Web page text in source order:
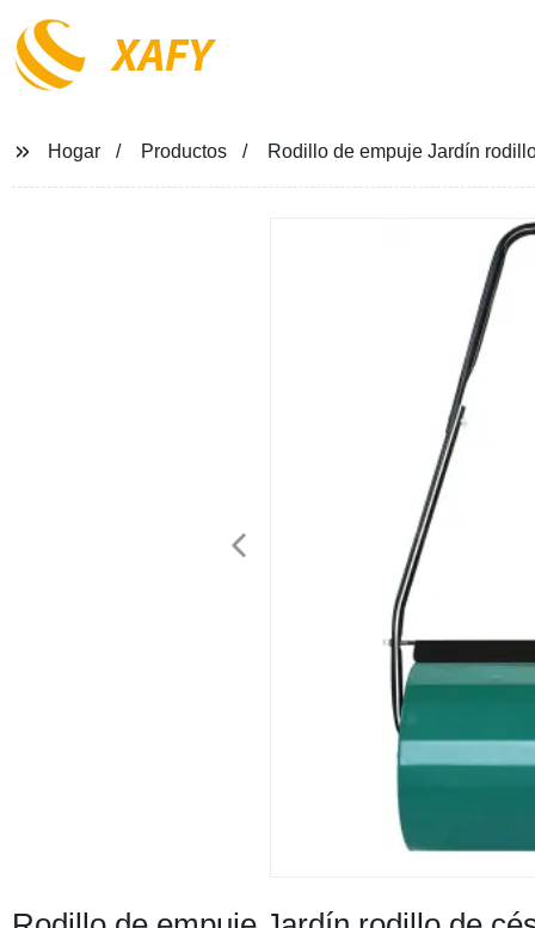
XAFY
Hogar Productos Rodillo de empuje Jardín